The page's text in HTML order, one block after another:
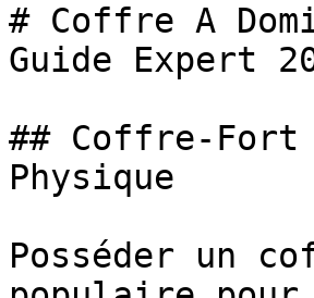
# Coffre A
Guide Expert
## Coffre-
Physique
Posséder un